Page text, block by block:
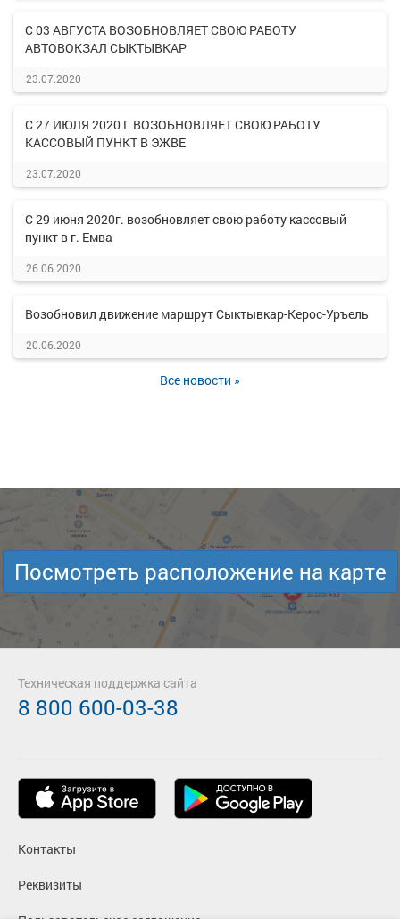
С 03 АВГУСТА ВОЗОБНОВЛЯЕТ СВОЮ РАБОТУ
АВТОВОКЗАЛ СЫКТЫВКАР
23.07.2020
С 27 ИЮЛЯ 2020 Г ВОЗОБНОВЛЯЕТ СВОЮ РАБОТУ
КАССОВЫЙ ПУНКТ В ЭЖВЕ
23.07.2020
С 29 июня 2020г. возобновляет свою работу кассовый
пункт в г. Емва
26.06.2020
Возобновил движение маршрут Сыктывкар-Керос-Уръель
20.06.2020
Все новости »
Посмотреть расположение на карте
Контакты
Реквизиты
Техническая поддержка сайта
8 800 600-03-38